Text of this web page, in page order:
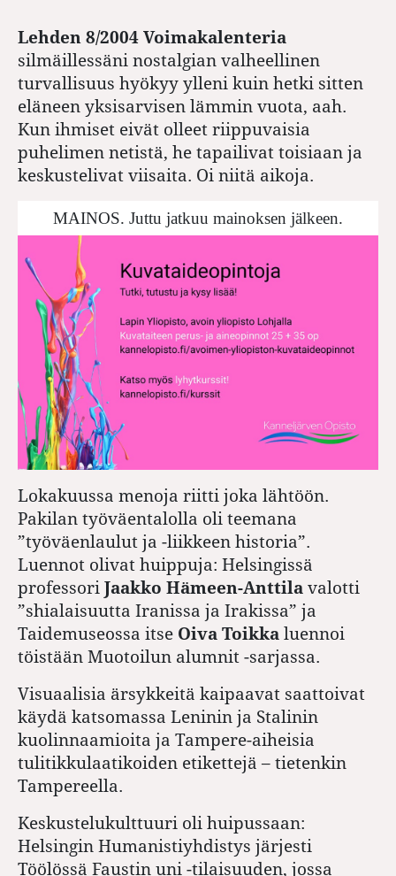
Lehden 8/2004 Voimakalenteria
silmäillessäni nostalgian valheellinen
turvallisuus hyökyy ylleni kuin hetki sitten
eläneen yksisarvisen lämmin vuota, aah.
Kun ihmiset eivät olleet riippuvaisia
puhelimen netistä, he tapailivat toisiaan ja
keskustelivat viisaita. Oi niitä aikoja.
MAINOS. Juttu jatkuu mainoksen jälkeen.
Lokakuussa menoja riitti joka lähtöön.
Pakilan työväentalolla oli teemana
”työväenlaulut ja -liikkeen historia”.
Luennot olivat huippuja: Helsingissä
professori Jaakko Hämeen-Anttila valotti
”shialaisuutta Iranissa ja Irakissa” ja
Taidemuseossa itse Oiva Toikka luennoi
töistään Muotoilun alumnit -sarjassa.
Visuaalisia ärsykkeitä kaipaavat saattoivat
käydä katsomassa Leninin ja Stalinin
kuolinnaamioita ja Tampere-aiheisia
tulitikkulaatikoiden etikettejä – tietenkin
Tampereella.
Keskustelukulttuuri oli huipussaan:
Helsingin Humanistiyhdistys järjesti
Töölössä Faustin uni -tilaisuuden, jossa